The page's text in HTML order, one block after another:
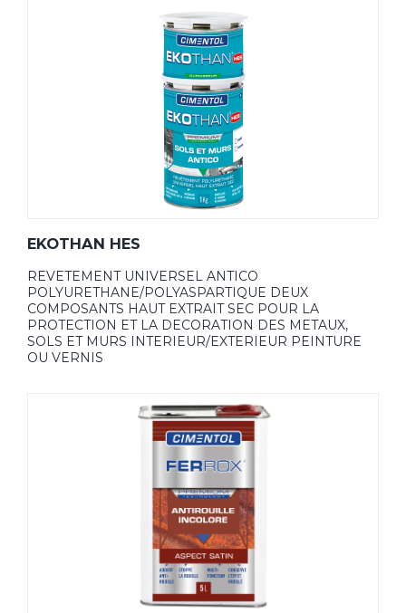
EKOTHAN HES
REVETEMENT UNIVERSEL ANTICO
POLYURETHANE/POLYASPARTIQUE DEUX
COMPOSANTS HAUT EXTRAIT SEC POUR LA
PROTECTION ET LA DECORATION DES METAUX,
SOLS ET MURS INTERIEUR/EXTERIEUR PEINTURE
OU VERNIS